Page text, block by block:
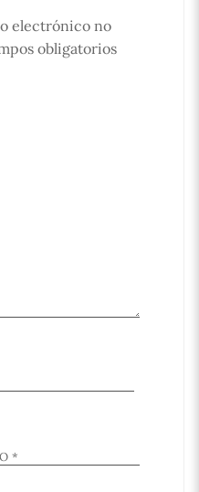
electrónico no
obligatorios
*